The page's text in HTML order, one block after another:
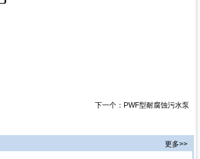
下一个： PWF型耐腐蚀污水泵
更多>>